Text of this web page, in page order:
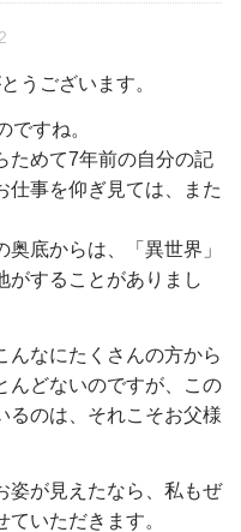
うございます。
ですね。
ためて7年前の自分の記
仕事を仰ぎ見ては、また
底からは、「異世界」
がすることがありまし
んなにたくさんの方から
んどないのですが、この
るのは、それこそお父様
姿が見えたなら、私もぜ
いただきます。